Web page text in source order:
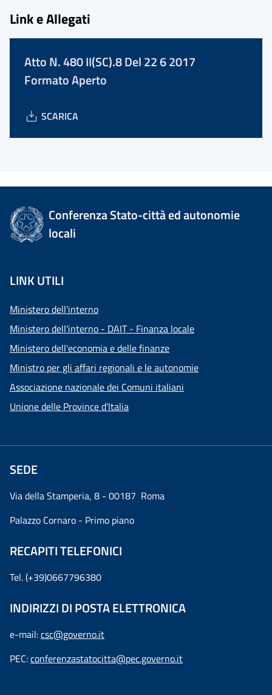
Link e Allegati
Atto N. 480 II(SC).8 Del 22 6 2017
Formato Aperto
SCARICA
Conferenza Stato-città ed autonomie
locali
LINK UTILI
Ministero dell'interno
Ministero dell'interno - DAIT - Finanza locale
Ministero dell'economia e delle finanze
Ministro per gli affari regionali e le autonomie
Associazione nazionale dei Comuni italiani
Unione delle Province d'Italia
SEDE
Via della Stamperia, 8 - 00187 Roma
Palazzo Cornaro - Primo piano
RECAPITI TELEFONICI
Tel. (+39)0667796380
INDIRIZZI DI POSTA ELETTRONICA
e-mail:csc@governo.it
PEC:conferenzastatocitta@pec.governo.it